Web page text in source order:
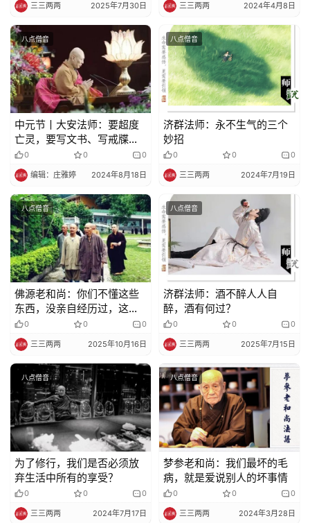
政
策
法
规
免
责
声
明
三三两两 2025年7月30日 三三两两 2024年4月8日
八点僧音
中元节丨大安法师：要超度
亡灵，要写文书、写戒牒、
烧纸钱等，如法否？
0 0 0
编辑：庄雅婷 2024年8月18日
八点僧音
济群法师：永不生气的三个
妙招
0 0 0
三三两两 2024年7月19日
八点僧音
佛源老和尚：你们不懂这些
东西，没亲自经历过，这些
境界我都经历过了
0 0 0
三三两两 2025年10月16日
八点僧音
济群法师：酒不醉人人自
醉，酒有何过？
0 0 0
三三两两 2025年7月15日
八点僧音
为了修行，我们是否必须放
弃生活中所有的享受？
0 0 0
三三两两 2024年7月17日
八点僧音
梦参老和尚：我们最坏的毛
病，就是爱说别人的坏事情
0 0 0
三三两两 2024年3月28日